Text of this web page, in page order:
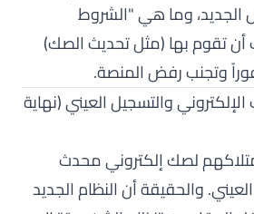
وما هي "الشروط
أن تقوم بها (مثل تحديث الصك)
وتجنب رفض المنصة.
والتسجيل العيني (نهاية
لصك إلكتروني محدث
والحقيقة أن النظام الجديد